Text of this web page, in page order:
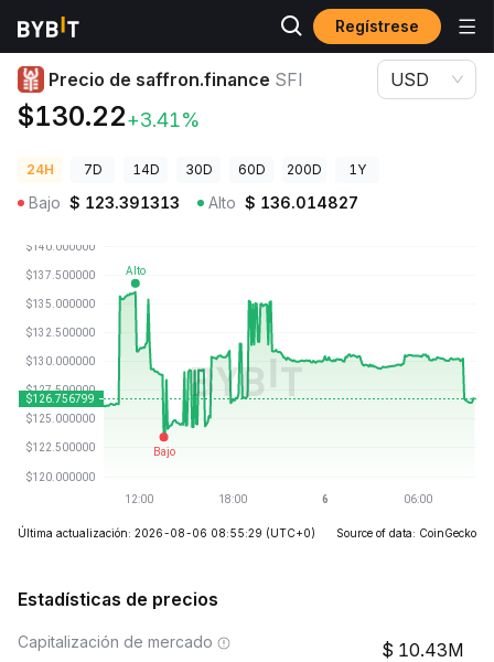
Regístrese
Precios de Criptomonedas Precio de saffron.finance SFI
Precio de saffron.finance SFI
$130.22+3.41%
USD
24H 7D 14D 30D 60D 200D 1Y
Bajo $ 123.391313 Alto $ 136.014827
Última actualización: 2026-08-06 08:55:29 (UTC+0) Source of data: CoinGecko
Estadísticas de precios
Capitalización de mercado 10.43M